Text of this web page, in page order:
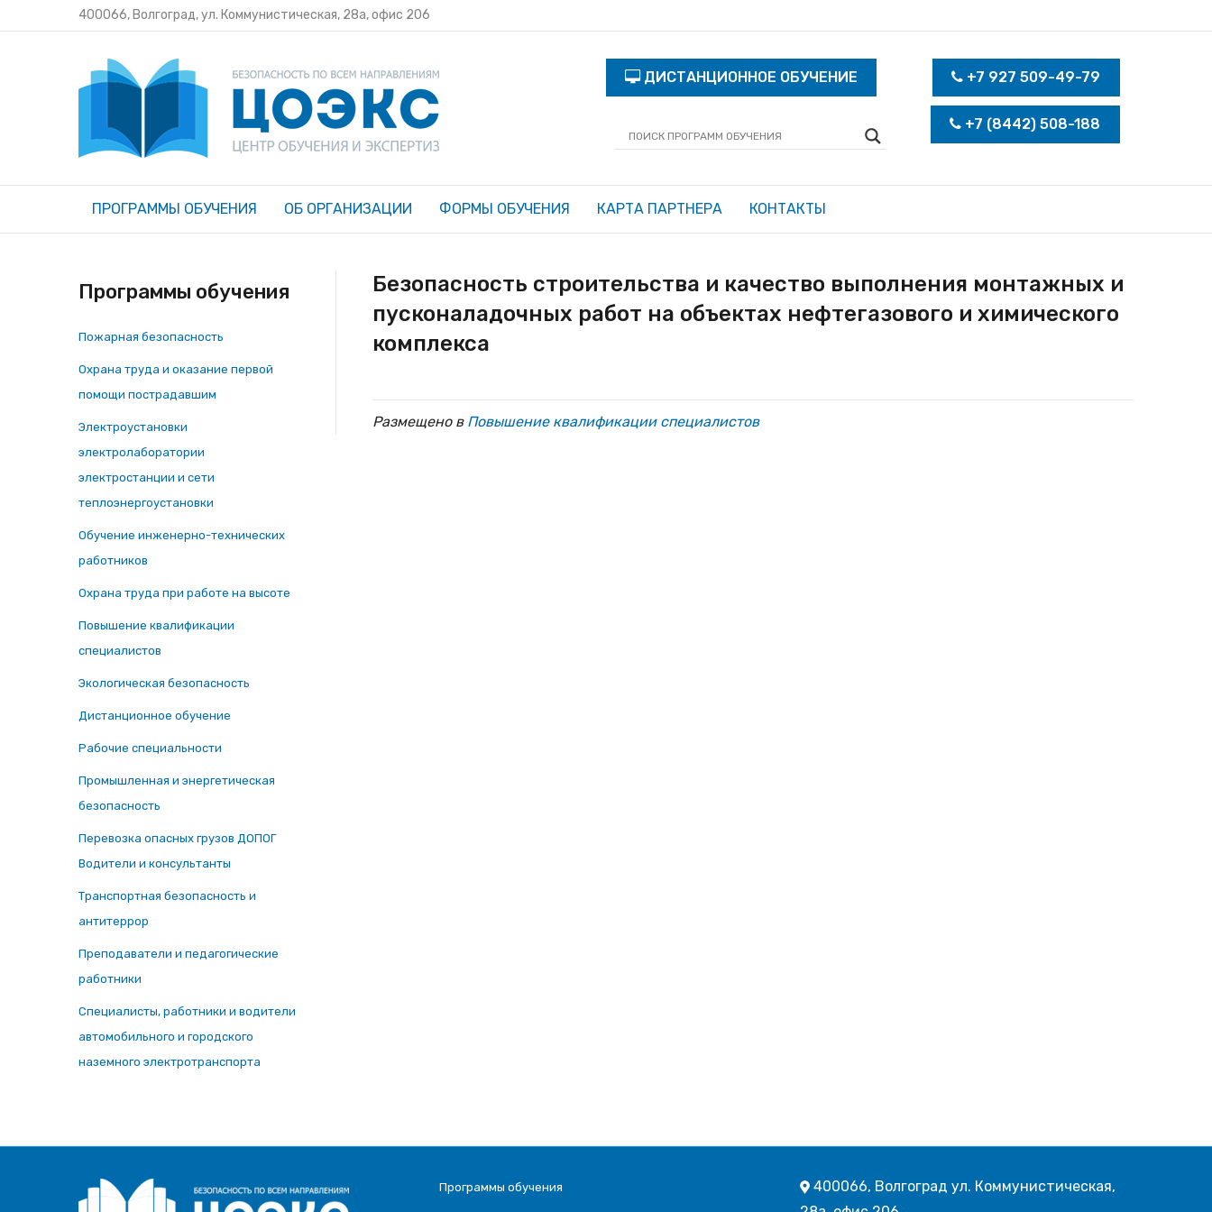
400066, Волгоград, ул. Коммунистическая, 28а, офис 206
ДИСТАНЦИОННОЕ ОБУЧЕНИЕ +7 927 509-49-79
+7 (8442) 508-188
ПРОГРАММЫ ОБУЧЕНИЯ ОБ ОРГАНИЗАЦИИ ФОРМЫ ОБУЧЕНИЯ КАРТА ПАРТНЕРА КОНТАКТЫ
Программы обучения
Пожарная безопасность
Охрана труда и оказание первой
помощи пострадавшим
Электроустановки
электролаборатории
электростанции и сети
теплоэнергоустановки
Обучение инженерно-технических
работников
Охрана труда при работе на высоте
Повышение квалификации
специалистов
Экологическая безопасность
Дистанционное обучение
Рабочие специальности
Промышленная и энергетическая
безопасность
Перевозка опасных грузов ДОПОГ
Водители и консультанты
Транспортная безопасность и
антитеррор
Преподаватели и педагогические
работники
Специалисты, работники и водители
автомобильного и городского
наземного электротранспорта
Безопасность строительства и качество выполнения монтажных и
пусконаладочных работ на объектах нефтегазового и химического
комплекса
Размещено в Повышение квалификации специалистов
Программы обучения
400066, Волгоград ул. Коммунистическая,